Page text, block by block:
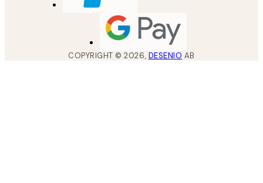
COPYRIGHT ©2026, DESENIO AB